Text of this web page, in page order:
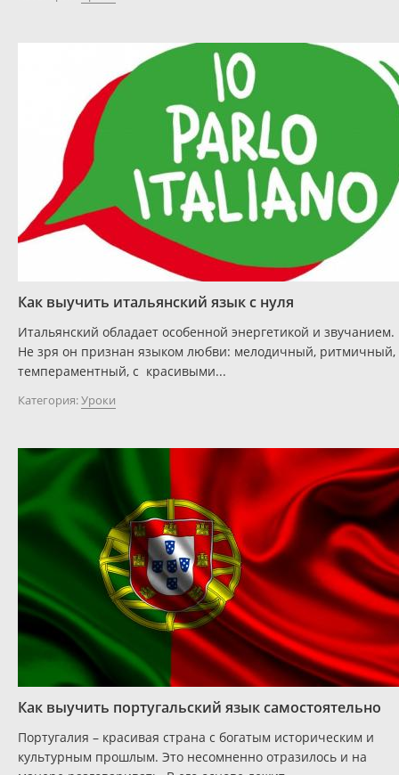
Как выучить итальянский язык с нуля
Итальянский обладает особенной энергетикой и звучанием.
Не зря он признан языком любви: мелодичный, ритмичный,
темпераментный, с красивыми...
Категория:Уроки
Как выучить португальский язык самостоятельно
Португалия – красивая страна с богатым историческим и
культурным прошлым. Это несомненно отразилось и на